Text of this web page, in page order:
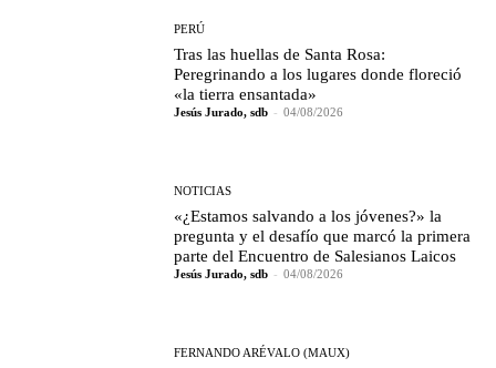
PERÚ
Tras las huellas de Santa Rosa:
Peregrinando a los lugares donde floreció
«la tierra ensantada»
Jesús Jurado, sdb - 04/08/2026
NOTICIAS
«¿Estamos salvando a los jóvenes?» la
pregunta y el desafío que marcó la primera
parte del Encuentro de Salesianos Laicos
Jesús Jurado, sdb - 04/08/2026
FERNANDO ARÉVALO (MAUX)